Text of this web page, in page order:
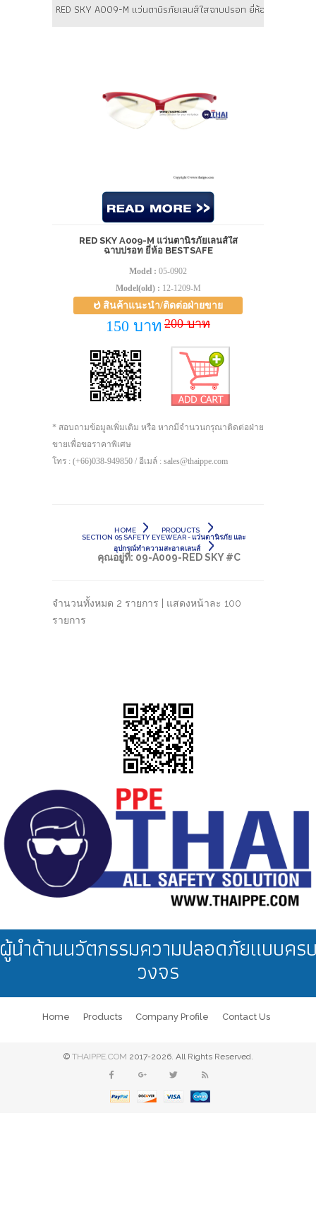
RED SKY A009-M แว่นตานิรภัยเลนส์ใสฉาบปรอท ยี่ห้อ BESTSAFE
RED SKY A009-M แว่นตานิรภัยเลนส์ใส
ฉาบปรอท ยี่ห้อ BESTSAFE
Model : 05-0902
Model(old) : 12-1209-M
สินค้าแนะนำ/ติดต่อฝ่ายขาย
150 บาท 200 บาท
* สอบถามข้อมูลเพิ่มเติม หรือ หากมีจำนวนกรุณาติดต่อฝ่าย
ขายเพื่อขอราคาพิเศษ
โทร : (+66)038-949850 / อีเมล์ : sales@thaippe.com
HOME
PRODUCTS
SECTION 05 SAFETY EYEWEAR - แว่นตานิรภัย และ
อุปกรณ์ทำความสะอาดเลนส์
คุณอยู่ที่: 09-A009-RED SKY #C
จำนวนทั้งหมด 2 รายการ | แสดงหน้าละ 100
รายการ
นำด้านนวัตกรรมความปลอดภัยแบบคร
วงจร
Home Products Company Profile Contact Us
© THAIPPE.COM 2017-2026. All Rights Reserved.